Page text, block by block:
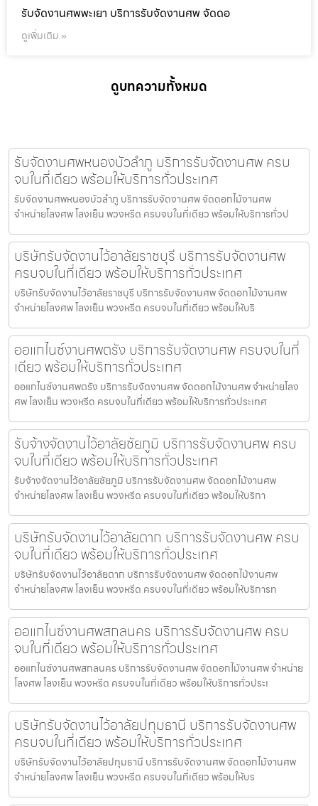
รับจัดงานศพพะเยา บริการรับจัดงานศพ จัดดอ
ดูเพิ่มเติม »
ดูบทความทั้งหมด
รับจัดงานศพหนองบัวลำภู บริการรับจัดงานศพ ครบ
จบในที่เดียว พร้อมให้บริการทั่วประเทศ
รับจัดงานศพหนองบัวลำภู บริการรับจัดงานศพ จัดดอกไม้งานศพ
จำหน่ายโลงศพ โลงเย็น พวงหรีด ครบจบในที่เดียว พร้อมให้บริการทั่วป
บริษัทรับจัดงานไว้อาลัยราชบุรี บริการรับจัดงานศพ
ครบจบในที่เดียว พร้อมให้บริการทั่วประเทศ
บริษัทรับจัดงานไว้อาลัยราชบุรี บริการรับจัดงานศพ จัดดอกไม้งานศพ
จำหน่ายโลงศพ โลงเย็น พวงหรีด ครบจบในที่เดียว พร้อมให้บริ
ออแกไนซ์งานศพตรัง บริการรับจัดงานศพ ครบจบในที่
เดียว พร้อมให้บริการทั่วประเทศ
ออแกไนซ์งานศพตรัง บริการรับจัดงานศพ จัดดอกไม้งานศพ จำหน่ายโลง
ศพ โลงเย็น พวงหรีด ครบจบในที่เดียว พร้อมให้บริการทั่วประเทศ
รับจ้างจัดงานไว้อาลัยชัยภูมิ บริการรับจัดงานศพ ครบ
จบในที่เดียว พร้อมให้บริการทั่วประเทศ
รับจ้างจัดงานไว้อาลัยชัยภูมิ บริการรับจัดงานศพ จัดดอกไม้งานศพ
จำหน่ายโลงศพ โลงเย็น พวงหรีด ครบจบในที่เดียว พร้อมให้บริกา
บริษัทรับจัดงานไว้อาลัยตาก บริการรับจัดงานศพ ครบ
จบในที่เดียว พร้อมให้บริการทั่วประเทศ
บริษัทรับจัดงานไว้อาลัยตาก บริการรับจัดงานศพ จัดดอกไม้งานศพ
จำหน่ายโลงศพ โลงเย็น พวงหรีด ครบจบในที่เดียว พร้อมให้บริการท
ออแกไนซ์งานศพสกลนคร บริการรับจัดงานศพ ครบ
จบในที่เดียว พร้อมให้บริการทั่วประเทศ
ออแกไนซ์งานศพสกลนคร บริการรับจัดงานศพ จัดดอกไม้งานศพ จำหน่าย
โลงศพ โลงเย็น พวงหรีด ครบจบในที่เดียว พร้อมให้บริการทั่วประเ
บริษัทรับจัดงานไว้อาลัยปทุมธานี บริการรับจัดงานศพ
ครบจบในที่เดียว พร้อมให้บริการทั่วประเทศ
บริษัทรับจัดงานไว้อาลัยปทุมธานี บริการรับจัดงานศพ จัดดอกไม้งานศพ
จำหน่ายโลงศพ โลงเย็น พวงหรีด ครบจบในที่เดียว พร้อมให้บร